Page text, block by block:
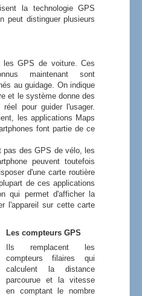
la technologie GPS
peut distinguer plusieurs
les GPS de voiture. Ces
maintenant sont
au guidage. On indique
et le système donne des
pour guider l'usager.
les applications Maps
font partie de ce
pas des GPS de vélo, les
peuvent toutefois
d'une carte routière
de ces applications
qui permet d'afficher la
l'appareil sur cette carte
Les compteurs GPS
Ils remplacent les
compteurs filaires qui
calculent la distance
parcourue et la vitesse
en comptant le nombre